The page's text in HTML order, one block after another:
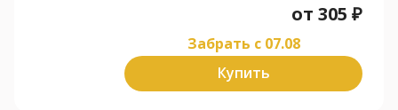
от 305 ₽
Забрать c 07.08
Купить